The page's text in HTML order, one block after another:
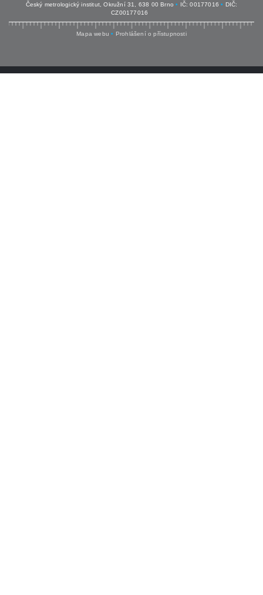
Český metrologický institut, Okružní 31, 638 00 Brno • IČ: 00177016 • DIČ:
CZ00177016
Mapa webu • Prohlášení o přístupnosti